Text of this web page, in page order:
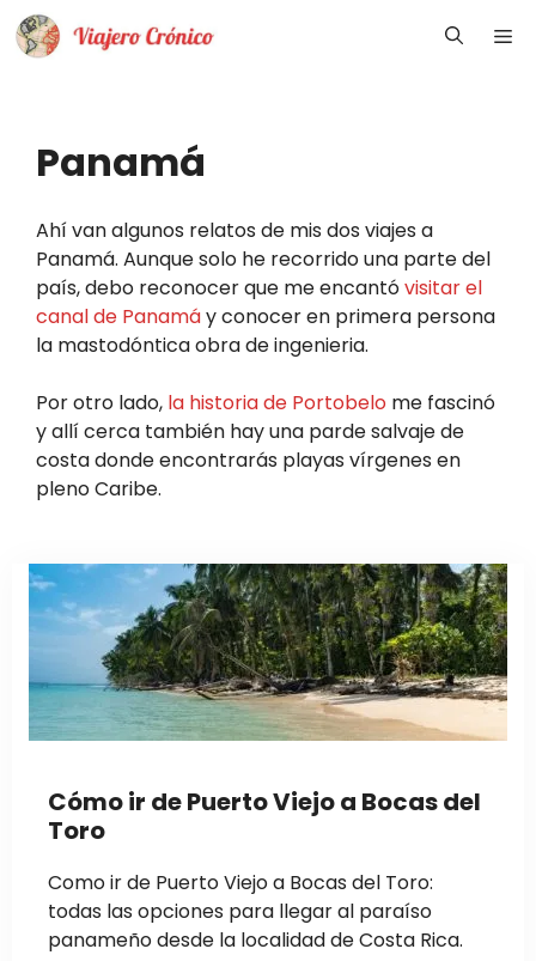
Saltar
Panamá
Ahí van algunos relatos de mis dos viajes a
Panamá. Aunque solo he recorrido una parte del
país, debo reconocer que me encantóvisitar el
canal de Panamáy conocer en primera persona
la mastodóntica obra de ingenieria.
Por otro lado, la historia de Portobelo me fascinó
y allí cerca también hay una parde salvaje de
costa donde encontrarás playas vírgenes en
pleno Caribe.
Cómo ir de Puerto Viejo a Bocas del
Toro
Como ir de Puerto Viejo a Bocas del Toro:
todas las opciones para llegar al paraíso
panameño desde la localidad de Costa Rica.